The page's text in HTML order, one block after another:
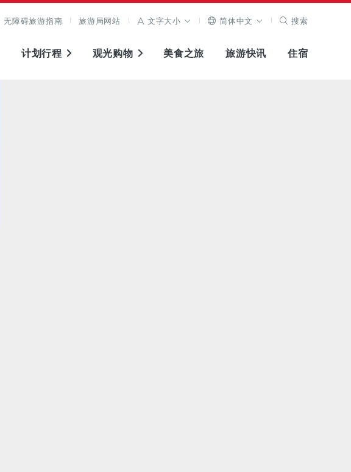
无障碍旅游指南 旅游局网站 文字大小 简体中文 搜索
计划行程 观光购物 美食之旅 旅游快讯 住宿